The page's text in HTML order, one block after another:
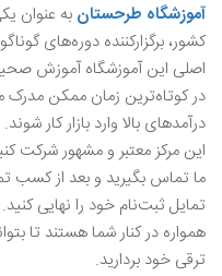
آموزشگاه طرحستان به عنوان
کشور، برگزارکننده دوره‌های
اصلی این آموزشگاه آموزش
در کوتاه‌ترین زمان ممکن
درآمدهای بالا وارد بازار کار
این مرکز معتبر و مشهور شرکت
ما تماس بگیرید و بعد از کسب
تمایل ثبت‌نام خود را نهایی
همواره در کنار شما هستند تا
ترقی خود بردارید.